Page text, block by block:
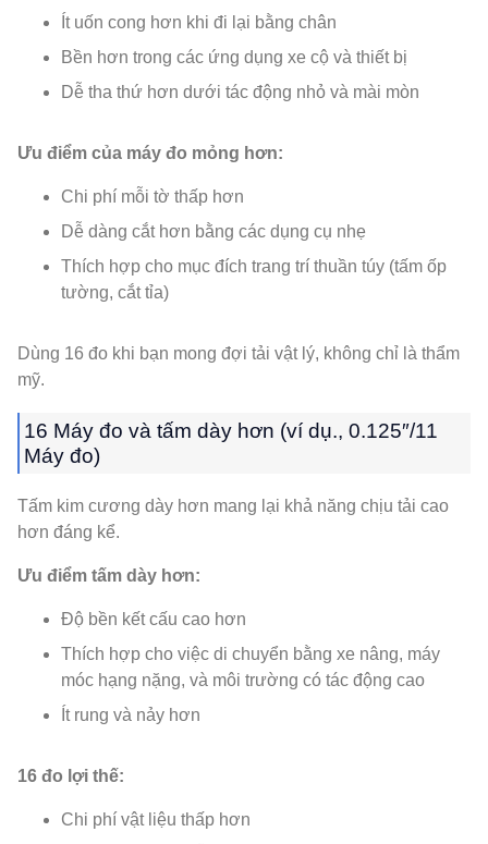
Ít uốn cong hơn khi đi lại bằng chân
Bền hơn trong các ứng dụng xe cộ và thiết bị
Dễ tha thứ hơn dưới tác động nhỏ và mài mòn
Ưu điểm của máy đo mỏng hơn:
Chi phí mỗi tờ thấp hơn
Dễ dàng cắt hơn bằng các dụng cụ nhẹ
Thích hợp cho mục đích trang trí thuần túy (tấm ốp
tường, cắt tỉa)
Dùng 16 đo khi bạn mong đợi tải vật lý, không chỉ là thẩm
mỹ.
16 Máy đo và tấm dày hơn (ví dụ., 0.125″/11
Máy đo)
Tấm kim cương dày hơn mang lại khả năng chịu tải cao
hơn đáng kể.
Ưu điểm tấm dày hơn:
Độ bền kết cấu cao hơn
Thích hợp cho việc di chuyển bằng xe nâng, máy
móc hạng nặng, và môi trường có tác động cao
Ít rung và nảy hơn
16 đo lợi thế:
Chi phí vật liệu thấp hơn